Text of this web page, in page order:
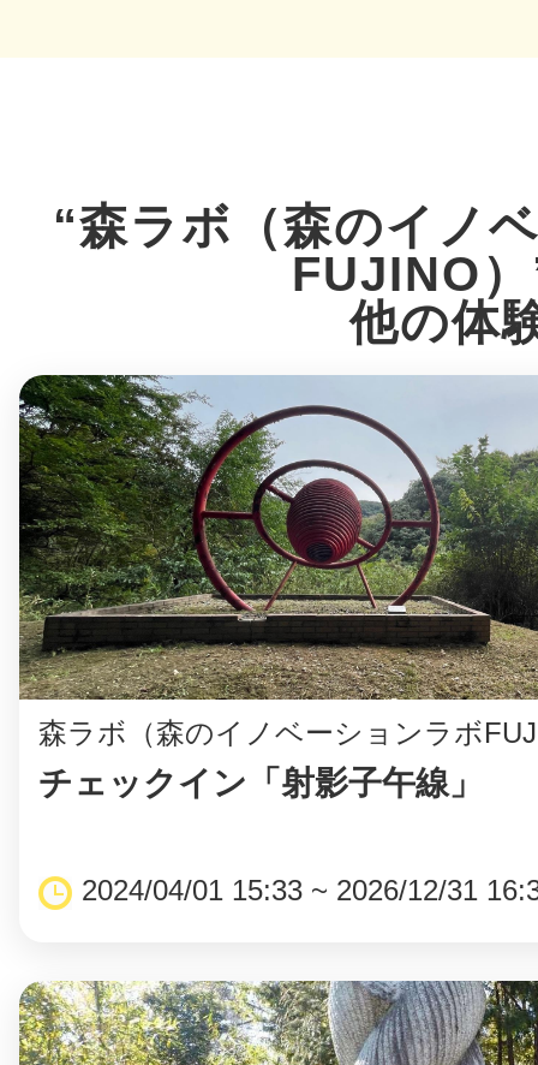
“森ラボ（森のイノ
FUJINO
他の体
森ラボ（森のイノベーションラボ
チェックイン「射影子午線」
2024/04/01 15:33 ~ 2026/12/31
厚木
八尾
鎌倉
相模原
渋谷区